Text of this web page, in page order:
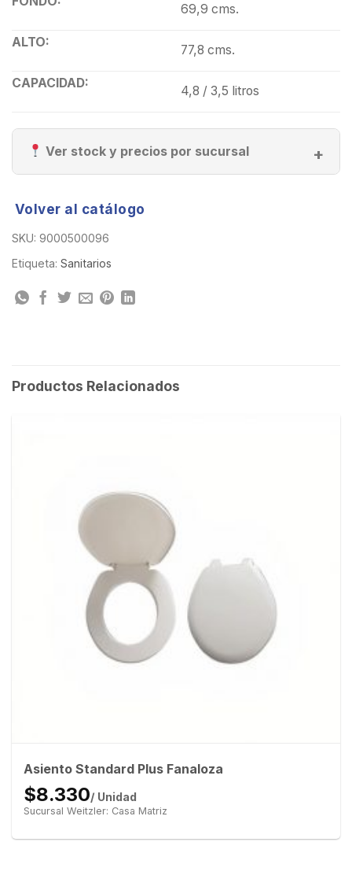
69,9 cms.
ALTO:
77,8 cms.
CAPACIDAD:
4,8 / 3,5 litros
Ver stock y precios por sucursal
Volver al catálogo
SKU: 9000500096
Etiqueta: Sanitarios
Productos Relacionados
Asiento Standard Plus Fanaloza
$8.330/ Unidad
Sucursal Weitzler: Casa Matriz